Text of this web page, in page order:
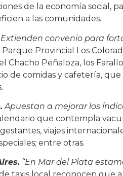
de la economía social,
a las comunidades.
Extienden convenio para
Parque Provincial Los
Chacho Peñaloza, los
de comidas y cafetería,
Apuestan a mejorar los
que contempla
viajes
entre otras.
“En Mar del Plata